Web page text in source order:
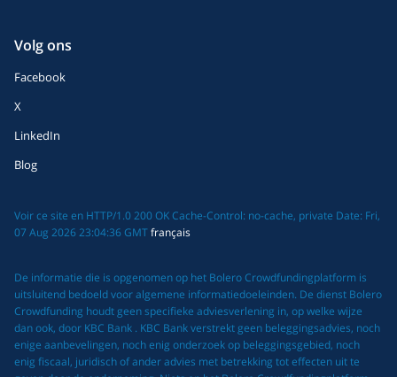
Volg ons
Facebook
X
LinkedIn
Blog
Voir ce site en HTTP/1.0 200 OK Cache-Control: no-cache, private Date: Fri,
07 Aug 2026 23:04:36 GMTfrançais
De informatie die is opgenomen op het Bolero Crowdfundingplatform is
uitsluitend bedoeld voor algemene informatiedoeleinden. De dienst Bolero
Crowdfunding houdt geen specifieke adviesverlening in, op welke wijze
dan ook, door KBC Bank . KBC Bank verstrekt geen beleggingsadvies, noch
enige aanbevelingen, noch enig onderzoek op beleggingsgebied, noch
enig fiscaal, juridisch of ander advies met betrekking tot effecten uit te